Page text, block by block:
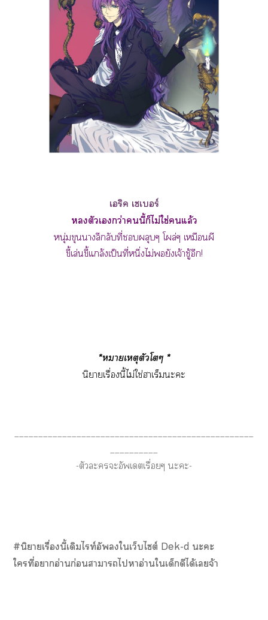
เริค เเบอร์
ตัวเกว่านี้ก็ไม่ใช่แล้ว
หนุ่มขุนาลึกลับที่ผลุบๆ โผล่ๆ เหมือนผี
ขี้เล่นขี้แกล้งเป็นที่หนึ่งไม่ยังเจ้าชู้อีก!
*หมายเหตุตัวโๆ *
นิยายเรื่องนี้ไม่ใช่ฮาเร็มะะ
__________________________________________________
__________
-ตัวะะอัพเตเรื่อยๆ ะะ-
#นิยายเรื่องนี้เดิมไท์อังใเว็บไซต์ Dek-d ะะ
ใที่าอ่านก่อนาาไาอ่านใเด็กดีได้เจ้า